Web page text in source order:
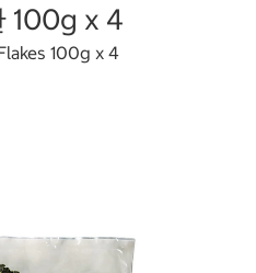
100g x 4
100g x 4